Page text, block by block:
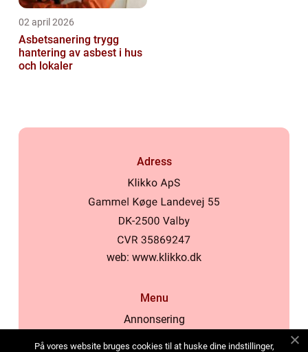
02 april 2026
Asbetsanering trygg
hantering av asbest i hus
och lokaler
Adress
web: www.klikko.dk
Menu
Annonsering
På vores website bruges cookies til at huske dine indstillinger,